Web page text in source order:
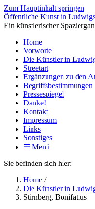
Zum Hauptinhalt springen
Öffentliche Kunst in
Ein künstlerischer
Home
Vorworte
Die Künstler in
Streetart
Ergänzungen zu den
Begriffsbestimmungen
Pressespiegel
Danke!
Kontakt
Impressum
Links
Sonstiges
☰ Menü
Sie befinden sich hier:
Home /
Die Künstler in
Stirnberg, Bonifatius